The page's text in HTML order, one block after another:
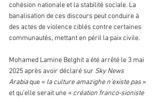
cohésion nationale et la stabilité sociale. La
banalisation de ces discours peut conduire à
des actes de violence ciblés contre certaines
communautés, mettant en péril la paix civile.
Mohamed Lamine Belghit a été arrêté le 3 mai
2025 après avoir déclaré sur Sky News
Arabia que « la culture amazighe n’existe pas »
et qu’elle serait une « création franco-sioniste